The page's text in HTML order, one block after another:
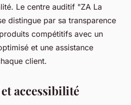
Le centre auditif "ZA La
distingue par sa transparence
compétitifs avec un
et une assistance
client.
accessibilité